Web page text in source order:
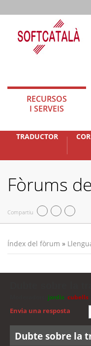
RECURSOS
I SERVEIS
TRADUCTOR
Fòrums
Compartiu
Índex del fòrum »
jordis cubells
Envia una resposta
Dubte sobre la